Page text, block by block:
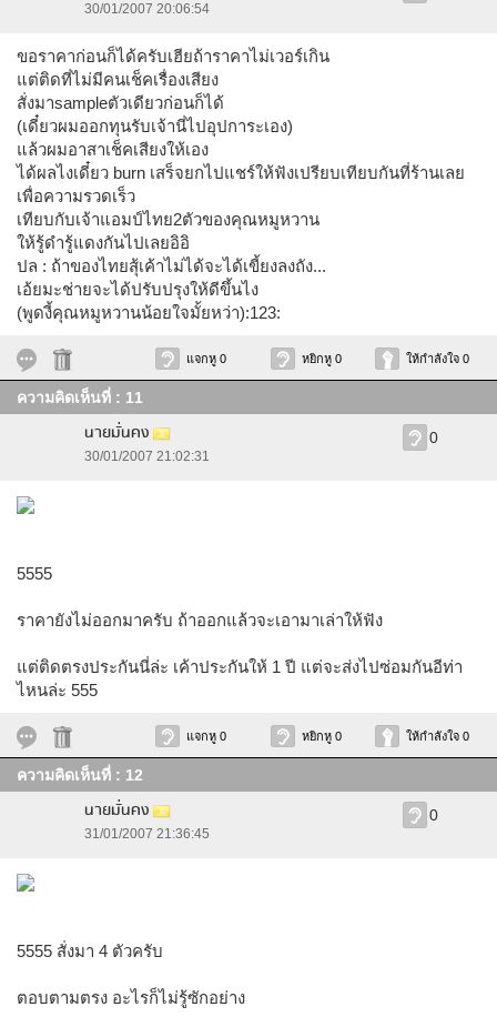
30/01/2007 20:06:54
ขอราคาก่อนก็ได้ครับเฮียถ้าราคาไม่เวอร์เกิน
แต่ติดที่ไม่มีคนเช็คเรื่องเสียง
สั่งมาsampleตัวเดียวก่อนก็ได้
(เดี๋ยวผมออกทุนรับเจ้านี่ไปอุปการะเอง)
แล้วผมอาสาเช็คเสียงให้เอง
ได้ผลไงเดี๋ยว burn เสร็จยกไปแชร์ให้ฟังเปรียบเทียบกันที่ร้านเลย
เพื่อความรวดเร็ว
เทียบกับเจ้าแอมป์ไทย2ตัวของคุณหมูหวาน
ให้รู้ดำรู้แดงกันไปเลยอิอิ
ปล : ถ้าของไทยสุ้เค้าไม่ได้จะได้เขี้ยงลงถัง...
เอ้ยมะช่ายจะได้ปรับปรุงให้ดีขึ้นไง
(พูดงี้คุณหมูหวานน้อยใจมั้ยหว่า):123:
แจกหู 0 หยิกหู 0 ให้กำลังใจ 0
ความคิดเห็นที่ : 11
นายมั่นคง
30/01/2007 21:02:31
0
5555
ราคายังไม่ออกมาครับ ถ้าออกแล้วจะเอามาเล่าให้ฟัง
แต่ติดตรงประกันนี่ล่ะ เค้าประกันให้ 1 ปี แต่จะส่งไปซ่อมกันอีท่า
ไหนล่ะ 555
แจกหู 0 หยิกหู 0 ให้กำลังใจ 0
ความคิดเห็นที่ : 12
นายมั่นคง
31/01/2007 21:36:45
0
5555 สั่งมา 4 ตัวครับ
ตอบตามตรง อะไรก็ไม่รู้ซักอย่าง